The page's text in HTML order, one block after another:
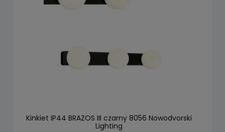
Kinkiet IP44 BRAZOS III czarny 8056 Nowodvorski
Lighting